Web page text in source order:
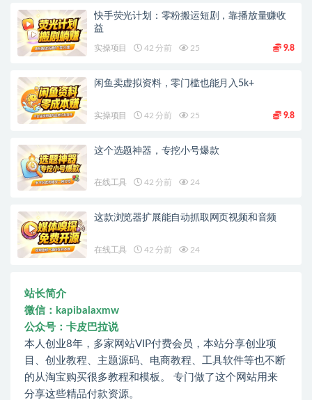
快手荧光计划：零粉搬运短剧，靠播放量赚收
益
实操项目 42 分前 25 9.8
闲鱼卖虚拟资料，零门槛也能月入5k+
实操项目 42 分前 25 9.8
这个选题神器，专挖小号爆款
在线工具 42 分前 24
这款浏览器扩展能自动抓取网页视频和音频
在线工具 42 分前 24
站长简介
微信：kapibalaxmw
公众号：卡皮巴拉说
本人创业8年，多家网站VIP付费会员，本站分享创业项
目、创业教程、主题源码、电商教程、工具软件等也不断
的从淘宝购买很多教程和模板。 专门做了这个网站用来
分享这些精品付款资源。